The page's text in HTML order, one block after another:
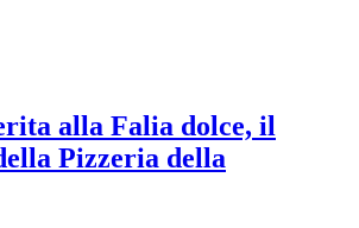
alla Falia dolce, il
Pizzeria della